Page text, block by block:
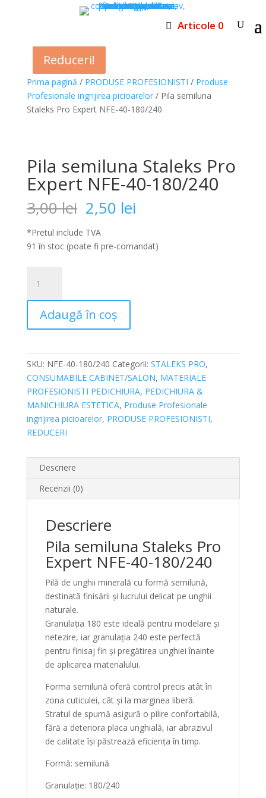
Articole 0
Prima pagină / PRODUSE PROFESIONISTI / Produse
Profesionale ingrijirea picioarelor/ Pila semiluna
Staleks Pro Expert NFE-40-180/240
Reduceri!
Pila semiluna Staleks Pro
Expert NFE-40-180/240
3,00lei Prețul
inițial
a
fost:
2,50 leiPrețul
curent
2,50 lei.
*Pretul include TVA
91 în stoc (poate fi pre-comandat)
Pila
semiluna
Staleks
Pro
NFE-
40-
180/240
Adaugă în coș
SKU: NFE-40-180/240 Categorii: STALEKS PRO,
CONSUMABILE CABINET/SALON, MATERIALE
PROFESIONISTI PEDICHIURA, PEDICHIURA &
MANICHIURA ESTETICA, Produse Profesionale
ingrijirea picioarelor, PRODUSE PROFESIONISTI,
REDUCERI
Descriere
Recenzii (0)
Descriere
Pila semiluna Staleks Pro
Expert NFE-40-180/240
Pilă de unghii minerală cu formă semilună,
destinată finisării și lucrului delicat pe unghii
naturale.
Granulația 180 este ideală pentru modelare și
netezire, iar granulația 240 este perfectă
pentru finisaj fin și pregătirea unghiei înainte
de aplicarea materialului.
Forma semilună oferă control precis atât în
zona cuticulei, cât și la marginea liberă.
Stratul de spumă asigură o pilire confortabilă,
fără a deteriora placa unghială, iar abrazivul
de calitate își păstrează eficiența în timp.
Formă: semilună
Granulație: 180/240
Reduceri!
Reduceri!